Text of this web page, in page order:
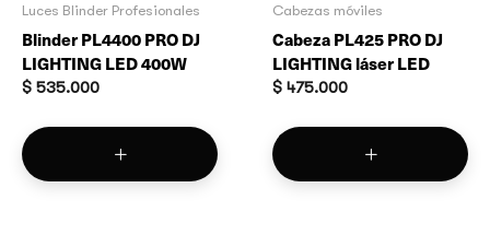
Luces Blinder Profesionales
Blinder PL4400 PRO DJ
LIGHTING LED 400W
$ 535.000
Cabezas móviles
Cabeza PL425 PRO DJ
LIGHTING láser LED
$ 475.000